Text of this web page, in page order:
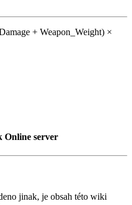
+ Weapon_Weight) ×
Online server
jinak, je obsah této wiki